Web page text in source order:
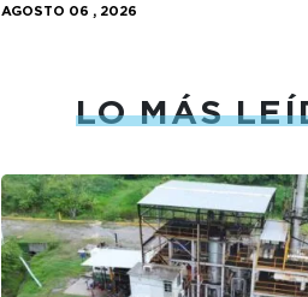
AGOSTO 06 , 2026
LO MÁS